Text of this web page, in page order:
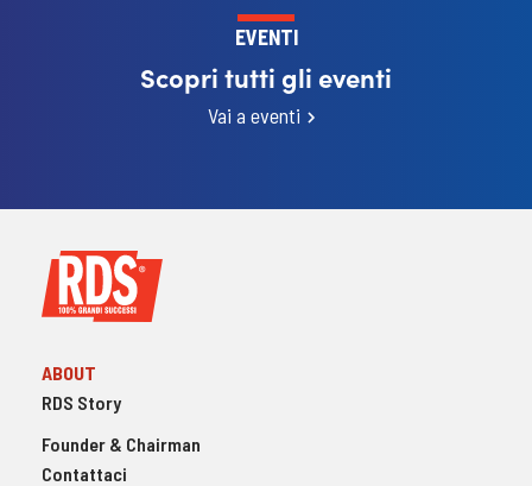
EVENTI
Scopri tutti gli eventi
Vai a eventi
ABOUT
RDS Story
Founder & Chairman
Contattaci